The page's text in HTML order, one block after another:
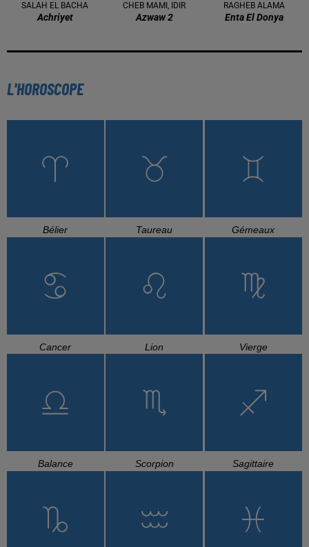
SALAH EL BACHA
Achriyet
CHEB MAMI, IDIR
Azwaw 2
RAGHEB ALAMA
Enta El Donya
L'HOROSCOPE
Bélier Taureau Gémeaux
Cancer Lion Vierge
Balance Scorpion Sagittaire